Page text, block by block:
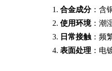
合金成分：含
使用环境：潮
日常接触 ：频
表面处理 ：电